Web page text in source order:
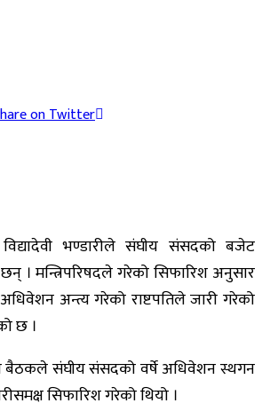
on Twitter
विद्यादेवी भण्डारीले संघीय संसदको बजेट
। मन्त्रिपरिषदले गरेको सिफारिश अनुसार
अन्त्य गरेको राष्टपतिले जारी गरेको
छ ।
बैठकले संघीय संसदको वर्षे अधिवेशन स्थगन
सिफारिश गरेको थियो ।